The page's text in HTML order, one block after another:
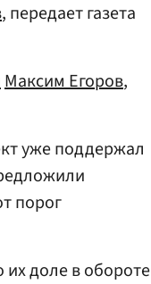
, передает газета
Максим Егоров,
уже поддержал
порог
их доле в обороте